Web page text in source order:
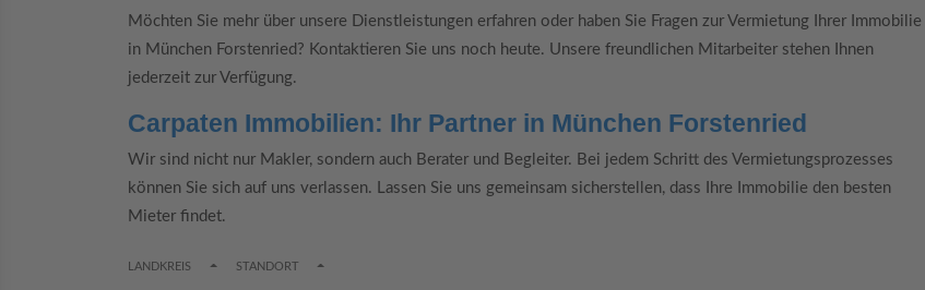
Möchten Sie mehr über unsere Dienstleistungen erfahren oder haben Sie Fragen zur Vermietung Ihrer Immobilie
in München Forstenried? Kontaktieren Sie uns noch heute. Unsere freundlichen Mitarbeiter stehen Ihnen
jederzeit zur Verfügung.
Carpaten Immobilien: Ihr Partner in München Forstenried
Wir sind nicht nur Makler, sondern auch Berater und Begleiter. Bei jedem Schritt des Vermietungsprozesses
können Sie sich auf uns verlassen. Lassen Sie uns gemeinsam sicherstellen, dass Ihre Immobilie den besten
Mieter findet.
LANDKREIS TOGGLE DROPDOWN
STANDORT TOGGLE DROPDOWN